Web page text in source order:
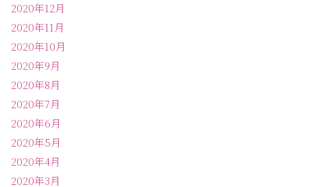
2020年12月
2020年11月
2020年10月
2020年9月
2020年8月
2020年7月
2020年6月
2020年5月
2020年4月
2020年3月